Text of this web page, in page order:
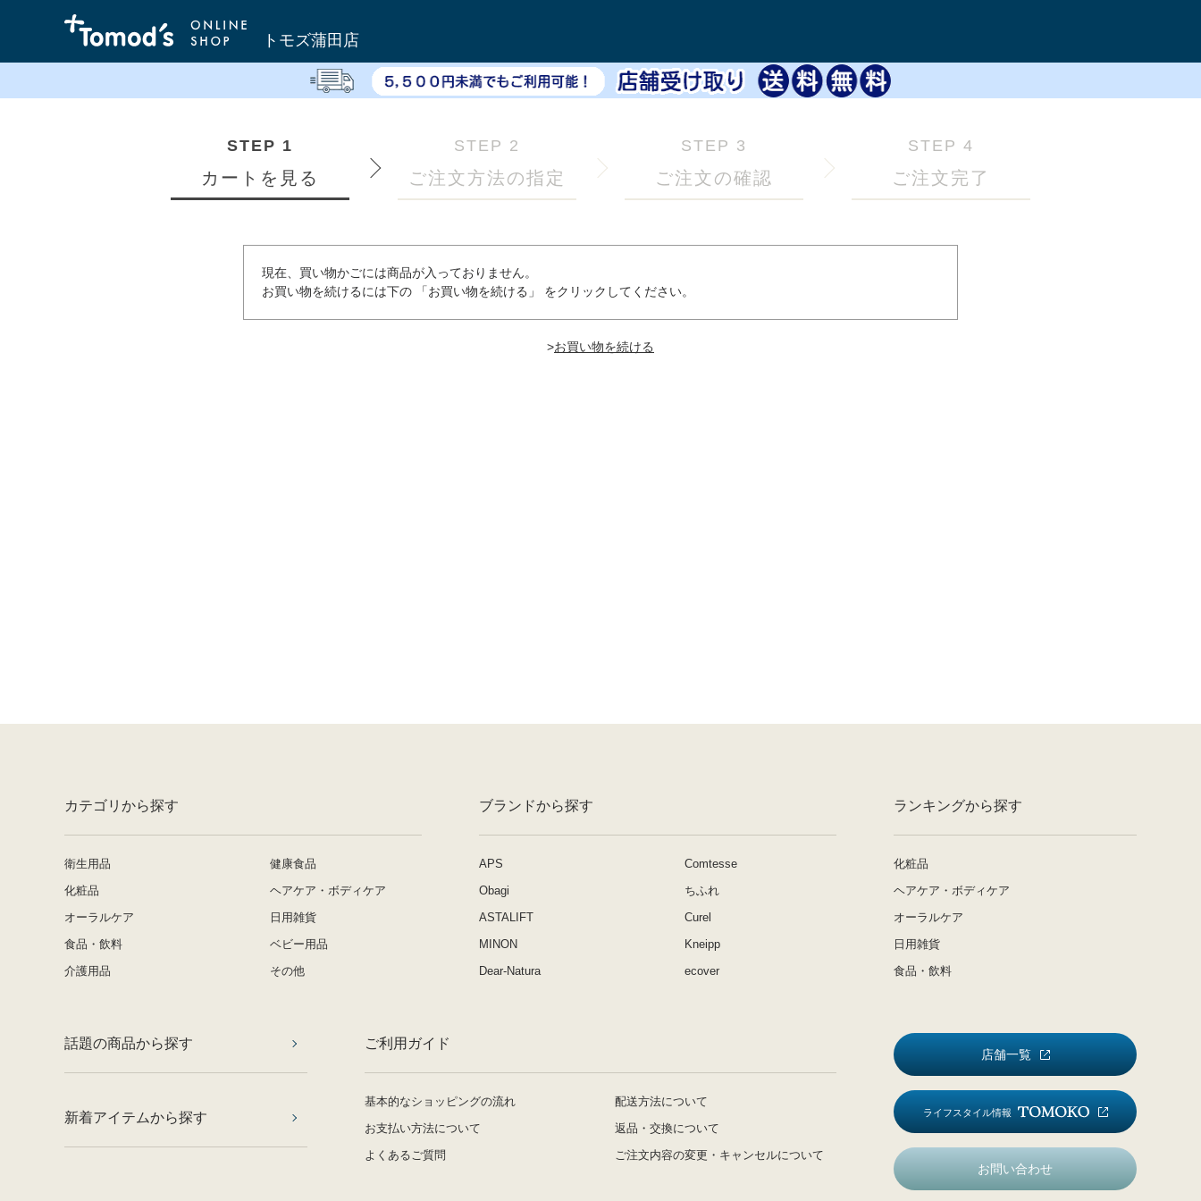
トモズ蒲田店
STEP 1
カートを見る
STEP 2
ご注文方法の指定
STEP 3
ご注文の確認
STEP 4
ご注文完了
現在、買い物かごには商品が入っておりません。
お買い物を続けるには下の 「お買い物を続ける」 をクリックしてください。
>
カテゴリから探す
衛生用品
健康食品
化粧品
ヘアケア・ボディケア
オーラルケア
日用雑貨
食品・飲料
ベビー用品
介護用品
その他
ブランドから探す
APS
Comtesse
Obagi
ちふれ
ASTALIFT
Curel
MINON
Kneipp
Dear-Natura
ecover
ランキングから探す
化粧品
ヘアケア・ボディケア
オーラルケア
日用雑貨
食品・飲料
話題の商品から探す
新着アイテムから探す
ご利用ガイド
基本的なショッピングの流れ
配送方法について
お支払い方法について
返品・交換について
よくあるご質問
ご注文内容の変更・キャンセルについて
店舗一覧
ライフスタイル情報
お問い合わせ